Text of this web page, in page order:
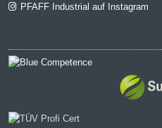
PFAFF Industrial auf Instagram